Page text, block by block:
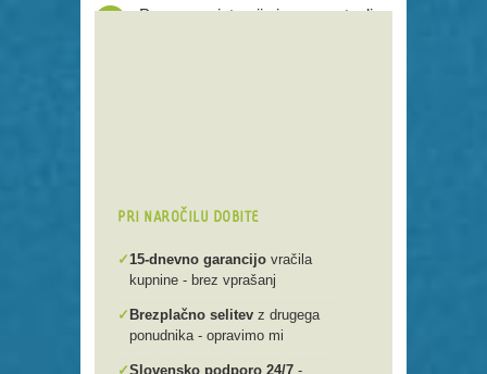
Proces registracije je poenostavljen
PRI NAROČILU DOBITE
✓15-dnevno garancijo vračila
kupnine - brez vprašanj
✓ Brezplačno selitev z drugega
ponudnika - opravimo mi
✓Slovensko podporo 24/7 -